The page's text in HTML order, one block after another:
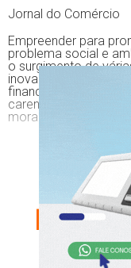
Jornal do Comércio
Empreender para
problema social e
o surgimento de
inovação e base
financeiros à
carente de serviços
moradia, emprego e